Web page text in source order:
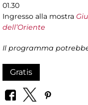
01.30
Ingresso alla mostra
dell’Oriente
Il programma
Gratis